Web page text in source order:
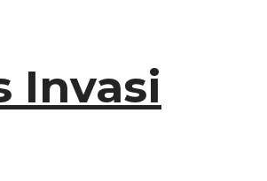
Invasi